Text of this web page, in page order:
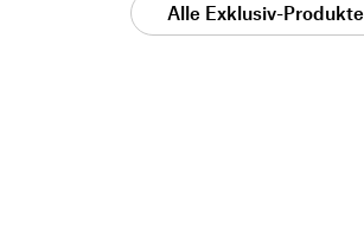
Alle Exklusiv-Produkte